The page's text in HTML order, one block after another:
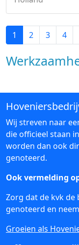
1 2 3 4
Wij streven naar
die officieel staan
worden dan ook
genoteerd.
Ook vermelding
Zorg dat de kvk
genoteerd en
Groeien als